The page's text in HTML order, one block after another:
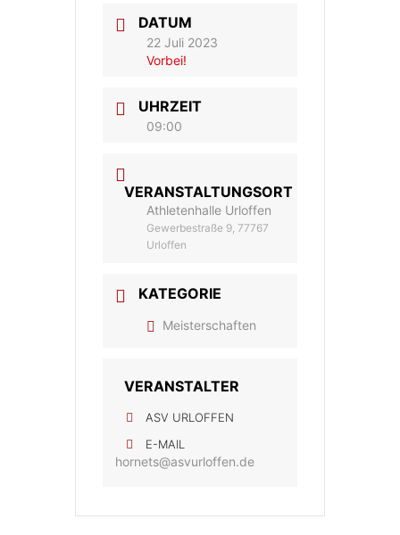
DATUM
22 Juli 2023
Vorbei!
UHRZEIT
09:00
VERANSTALTUNGSORT
Athletenhalle Urloffen
Gewerbestraße 9, 77767
Urloffen
KATEGORIE
Meisterschaften
VERANSTALTER
ASV URLOFFEN
E-MAIL
hornets@asvurloffen.de